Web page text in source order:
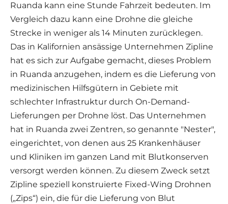
Ruanda kann eine Stunde Fahrzeit bedeuten. Im
Vergleich dazu kann eine Drohne die gleiche
Strecke in weniger als 14 Minuten zurücklegen.
Das in Kalifornien ansässige Unternehmen Zipline
hat es sich zur Aufgabe gemacht, dieses Problem
in Ruanda anzugehen, indem es die Lieferung von
medizinischen Hilfsgütern in Gebiete mit
schlechter Infrastruktur durch On-Demand-
Lieferungen per Drohne löst. Das Unternehmen
hat in Ruanda zwei Zentren, so genannte "Nester",
eingerichtet, von denen aus 25 Krankenhäuser
und Kliniken im ganzen Land mit Blutkonserven
versorgt werden können. Zu diesem Zweck setzt
Zipline speziell konstruierte Fixed-Wing Drohnen
(„Zips“) ein, die für die Lieferung von Blut